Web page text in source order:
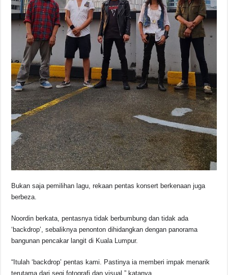
Bukan saja pemilihan lagu, rekaan pentas konsert berkenaan juga
berbeza.
Noordin berkata, pentasnya tidak berbumbung dan tidak ada
‘backdrop’, sebaliknya penonton dihidangkan dengan panorama
bangunan pencakar langit di Kuala Lumpur.
“Itulah ‘backdrop’ pentas kami. Pastinya ia memberi impak menarik
terutama dari segi fotografi dan visual,” katanya.